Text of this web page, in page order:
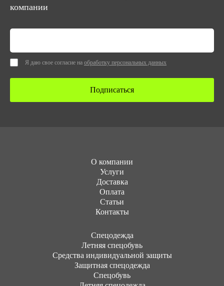
компании
Я даю свое согласие на обработку персональных данных
Подписаться
О компании
Услуги
Доставка
Оплата
Статьи
Контакты
Cпецодежда
Летняя спецобувь
Средства индивидуальной защиты
Защитная спецодежда
Спецобувь